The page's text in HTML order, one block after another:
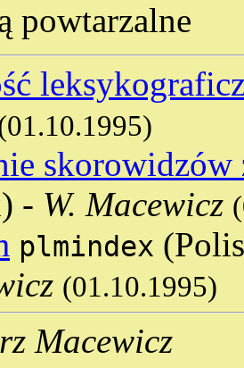
powtarzalne
- W. Macewicz
plmindex
(01.10.1995)
Macewicz